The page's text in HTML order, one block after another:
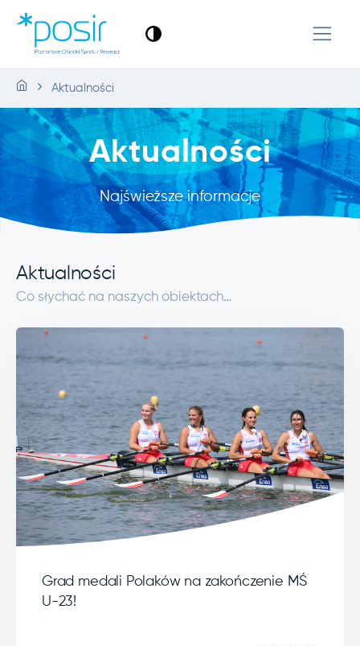
Aktualności
Aktualności
Najświeższe informacje
Aktualności
Co słychać na naszych obiektach…
Grad medali Polaków na zakończenie MŚ
U-23!